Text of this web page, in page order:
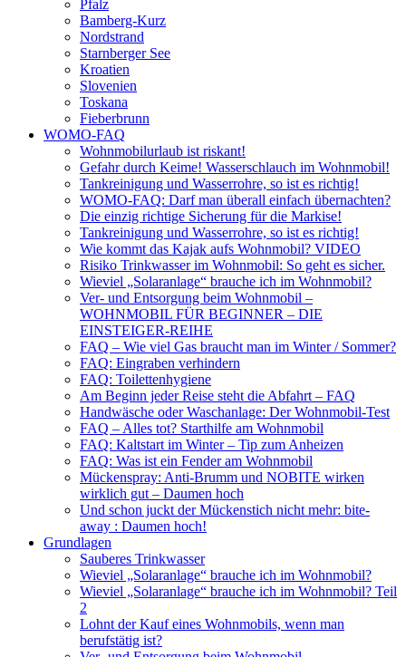
Pfalz
Bamberg-Kurz
Nordstrand
Starnberger See
Kroatien
Slovenien
Toskana
Fieberbrunn
WOMO-FAQ
Wohnmobilurlaub ist riskant!
Gefahr durch Keime! Wasserschlauch im Wohnmobil!
Tankreinigung und Wasserrohre, so ist es richtig!
WOMO-FAQ: Darf man überall einfach übernachten?
Die einzig richtige Sicherung für die Markise!
Tankreinigung und Wasserrohre, so ist es richtig!
Wie kommt das Kajak aufs Wohnmobil? VIDEO
Risiko Trinkwasser im Wohnmobil: So geht es sicher.
Wieviel „Solaranlage“ brauche ich im Wohnmobil?
Ver- und Entsorgung beim Wohnmobil –
WOHNMOBIL FÜR BEGINNER – DIE
EINSTEIGER-REIHE
FAQ – Wie viel Gas braucht man im Winter / Sommer?
FAQ: Eingraben verhindern
FAQ: Toilettenhygiene
Am Beginn jeder Reise steht die Abfahrt – FAQ
Handwäsche oder Waschanlage: Der Wohnmobil-Test
FAQ – Alles tot? Starthilfe am Wohnmobil
FAQ: Kaltstart im Winter – Tip zum Anheizen
FAQ: Was ist ein Fender am Wohnmobil
Mückenspray: Anti-Brumm und NOBITE wirken
wirklich gut – Daumen hoch
Und schon juckt der Mückenstich nicht mehr: bite-
away : Daumen hoch!
Grundlagen
Sauberes Trinkwasser
Wieviel „Solaranlage“ brauche ich im Wohnmobil?
Wieviel „Solaranlage“ brauche ich im Wohnmobil? Teil
2
Lohnt der Kauf eines Wohnmobils, wenn man
berufstätig ist?